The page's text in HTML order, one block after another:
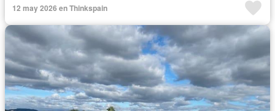
12 may 2026 en Thinkspain